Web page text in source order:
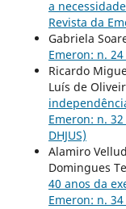
a
Revista da
Gabriela
Emeron: n.
Ricardo
Luís de
Emeron: n.
DHJUS)
Alamiro
Domingues
40 anos da
Emeron: n.